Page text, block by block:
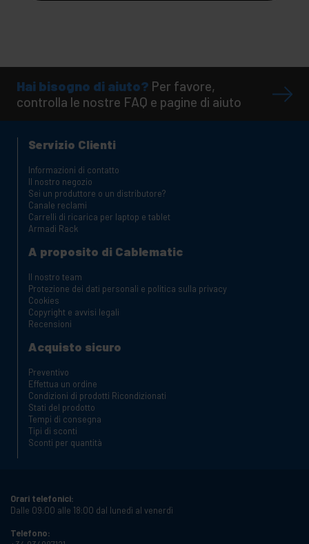
Hai bisogno di aiuto? Per favore,
controlla le nostre FAQ e pagine di aiuto
Servizio Clienti
Informazioni di contatto
Il nostro negozio
Sei un produttore o un distributore?
Canale reclami
Carrelli di ricarica per laptop e tablet
Armadi Rack
A proposito di Cablematic
Il nostro team
Protezione dei dati personali e politica sulla privacy
Cookies
Copyright e avvisi legali
Recensioni
Acquisto sicuro
Preventivo
Effettua un ordine
Condizioni di prodotti Ricondizionati
Stati del prodotto
Tempi di consegna
Tipi di sconti
Sconti per quantità
Orari telefonici:
Dalle 09:00 alle 18:00 dal lunedì al venerdì
Telefono: